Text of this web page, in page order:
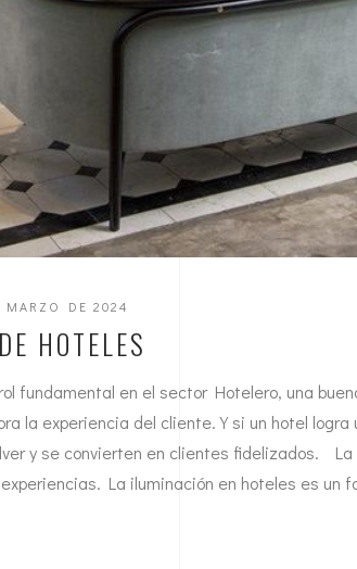
MARZO DE 2024
HOTELES
fundamental en el sector Hotelero, una
la experiencia del cliente. Y si un hotel logra
y se convierten en clientes fidelizados. La
La iluminación en hoteles es un